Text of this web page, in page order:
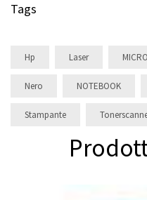
Tags
Hp Laser
Nero NOTEBOOK
Stampante